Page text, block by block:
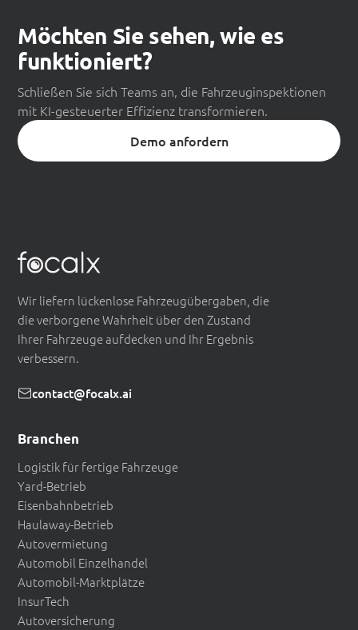
Möchten Sie sehen, wie es
funktioniert?
Schließen Sie sich Teams an, die Fahrzeuginspektionen
mit KI-gesteuerter Effizienz transformieren.
Demo anfordern
Wir liefern lückenlose Fahrzeugübergaben, die
die verborgene Wahrheit über den Zustand
Ihrer Fahrzeuge aufdecken und Ihr Ergebnis
verbessern.
contact@focalx.ai
Branchen
Logistik für fertige Fahrzeuge
Yard-Betrieb
Eisenbahnbetrieb
Haulaway-Betrieb
Autovermietung
Automobil Einzelhandel
Automobil-Marktplätze
InsurTech
Autoversicherung